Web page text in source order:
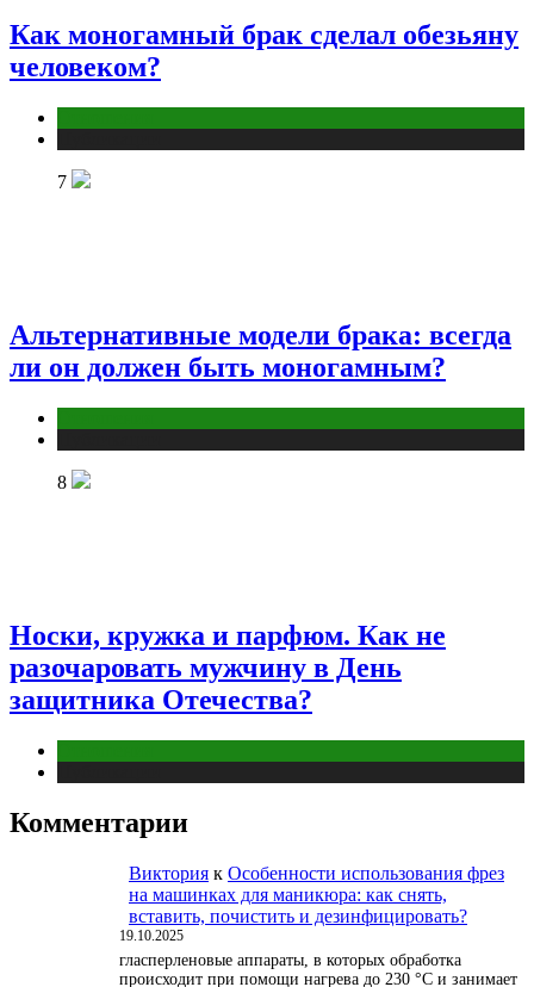
Как моногамный брак сделал обезьяну
человеком?
7
Альтернативные модели брака: всегда
ли он должен быть моногамным?
8
Носки, кружка и парфюм. Как не
разочаровать мужчину в День
защитника Отечества?
Комментарии
Виктория к Особенности использования фрез
на машинках для маникюра: как снять,
вставить, почистить и дезинфицировать?
19.10.2025
гласперленовые аппараты, в которых обработка
происходит при помощи нагрева до 230 °С и занимает